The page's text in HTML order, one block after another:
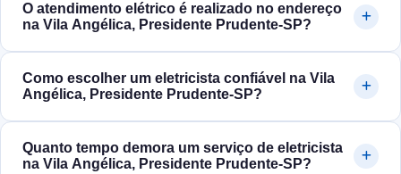
O atendimento elétrico é realizado no endereço
na Vila Angélica, Presidente Prudente‑SP?
Como escolher um eletricista confiável na Vila
Angélica, Presidente Prudente‑SP?
Quanto tempo demora um serviço de eletricista
na Vila Angélica, Presidente Prudente‑SP?